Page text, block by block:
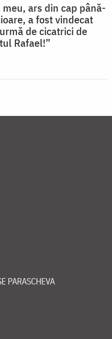
meu, ars din cap până-
a fost vindecat
de cicatrici de
Rafael!”
PARASCHEVA